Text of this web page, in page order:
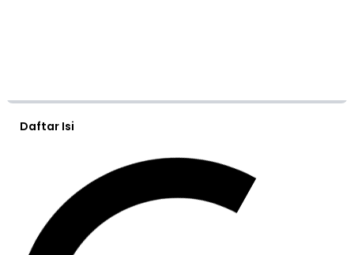
Daftar Isi